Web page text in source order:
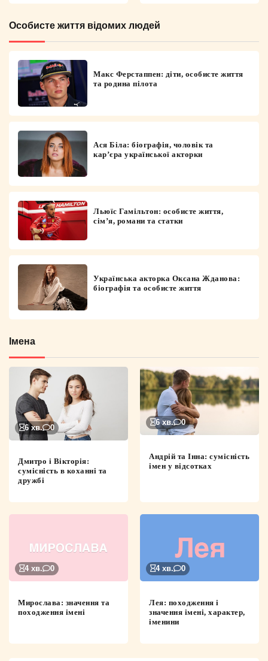
Особисте життя відомих людей
Макс Ферстаппен: діти, особисте життя
та родина пілота
Ася Біла: біографія, чоловік та
кар’єра української акторки
Льюїс Гамільтон: особисте життя,
сім’я, романи та статки
Українська акторка Оксана Жданова:
біографія та особисте життя
Імена
6 хв. 0
Дмитро і Вікторія:
сумісність в коханні та
дружбі
6 хв. 0
Андрій та Інна: сумісність
імен у відсотках
4 хв. 0
Мирослава: значення та
походження імені
4 хв. 0
Лея: походження і
значення імені, характер,
іменини